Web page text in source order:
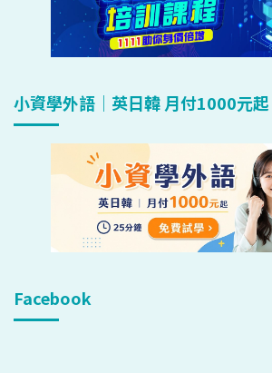
小資學外語｜英日韓 月付1000元起
Facebook